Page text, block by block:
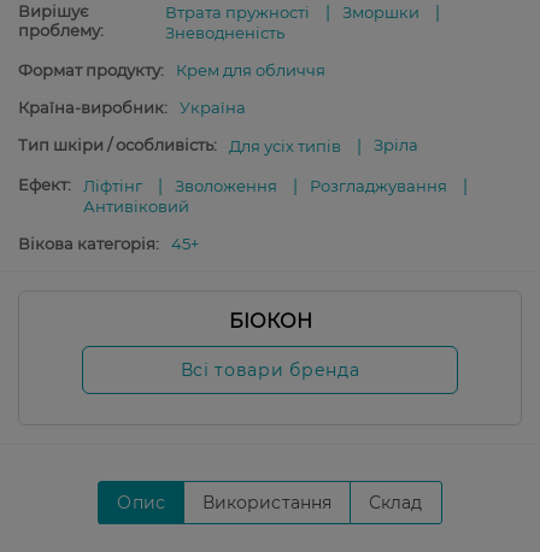
Вирішує
проблему:
Втрата пружності
Зморшки
Зневодненість
Формат продукту:
Крем для обличчя
Країна-виробник:
Україна
Тип шкіри / особливість:
Для усіх типів Зріла
Ефект: Ліфтінг Зволоження
Розгладжування
Антивіковий
Вікова категорія:
45+
БІОКОН
Всі товари бренда
Опис Використання Склад